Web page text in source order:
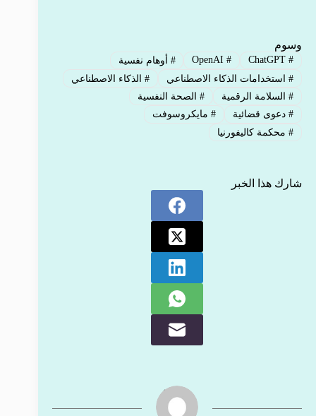
وسوم
#
ChatGPT
#
OpenAI
# أوهام نفسية
#استخدامات الذكاء الاصطناعي #الذكاء الاصطناعي
#السلامة الرقمية #الصحة النفسية
#دعوى قضائية #مايكروسوفت
#محكمة كاليفورنيا
شارك هذا الخبر